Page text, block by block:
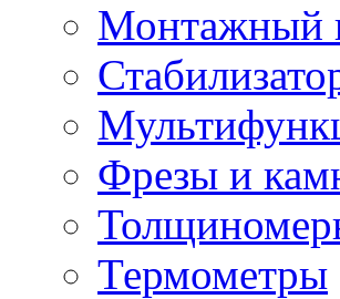
Монтажный
Фрезы и
Термометры